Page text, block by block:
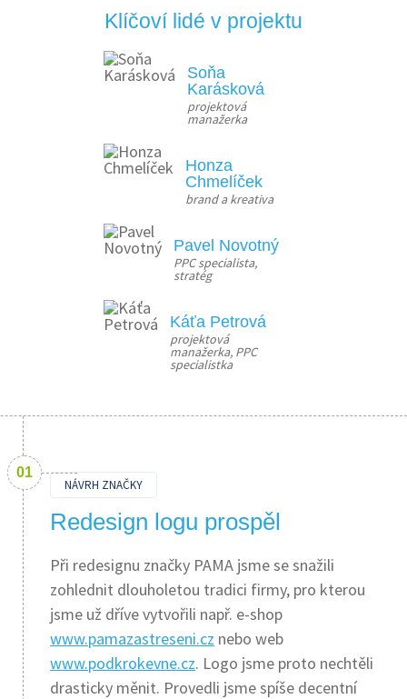
Klíčoví lidé v projektu
Soňa
Karásková
projektová
manažerka
Honza
Chmelíček
brand a kreativa
Pavel Novotný
PPC specialista,
stratég
Káťa Petrová
projektová
manažerka, PPC
specialistka
NÁVRH ZNAČKY
Redesign logu prospěl
Při redesignu značky PAMA jsme se snažili
zohlednit dlouholetou tradici firmy, pro kterou
jsme už dříve vytvořili např. e-shop
www.pamazastreseni.cz nebo web
www.podkrokevne.cz. Logo jsme proto nechtěli
drasticky měnit. Provedli jsme spíše decentní